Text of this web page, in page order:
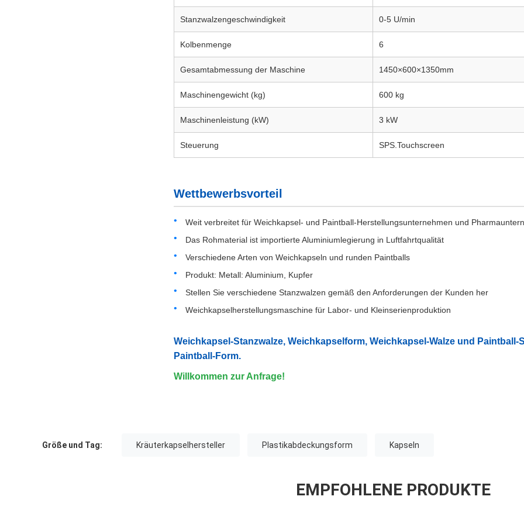
Stanzwalzengeschwindigkeit 0-5 U/min
Kolbenmenge 6
Gesamtabmessung der Maschine 1450×600×1350mm
Maschinengewicht (kg) 600 kg
Maschinenleistung (kW) 3 kW
Steuerung SPS.Touchscreen
Wettbewerbsvorteil
Weit verbreitet für Weichkapsel- und Paintball-Herstellungsunternehmen und
Das Rohmaterial ist importierte Aluminiumlegierung in Luftfahrtqualität
Verschiedene Arten von Weichkapseln und runden Paintballs
Produkt: Metall: Aluminium, Kupfer
Stellen Sie verschiedene Stanzwalzen gemäß den Anforderungen der Kunden her
Weichkapselherstellungsmaschine für Labor- und Kleinserienproduktion
Weichkapsel-Stanzwalze, Weichkapselform, Weichkapsel-Walze und Paintball-
Paintball-Form.
Willkommen zur Anfrage!
Größe und Tag: Kräuterkapselhersteller Plastikabdeckungsform Kapseln
EMPFOHLENE PRODUKTE